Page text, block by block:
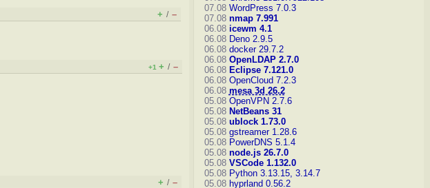
+ / –
+1 + / –
+ / –
07.08 WordPress 7.0.3
07.08 nmap 7.991
06.08 icewm 4.1
06.08 Deno 2.9.5
06.08 docker 29.7.2
06.08 OpenLDAP 2.7.0
06.08 Eclipse 7.121.0
06.08 OpenCloud 7.2.3
06.08 mesa 3d 26.2
05.08 OpenVPN 2.7.6
05.08 NetBeans 31
05.08 ublock 1.73.0
05.08 gstreamer 1.28.6
05.08 PowerDNS 5.1.4
05.08 node.js 26.7.0
05.08 VSCode 1.132.0
05.08 Python 3.13.15, 3.14.7
05.08 hyprland 0.56.2